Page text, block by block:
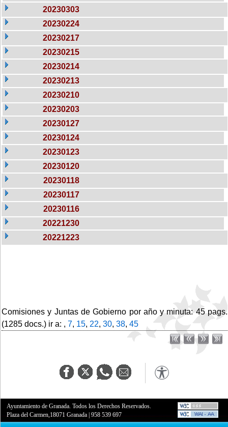
20230303
20230224
20230217
20230215
20230214
20230213
20230210
20230203
20230127
20230124
20230123
20230120
20230118
20230117
20230116
20221230
20221223
Comisiones y Juntas de Gobierno por año y minuta: 45 pags.
(1285 docs.) ir a: , 7, 15, 22, 30, 38, 45
Ayuntamiento de Granada. Todos los Derechos Reservados.
Plaza del Carmen,18071 Granada |958 539 697